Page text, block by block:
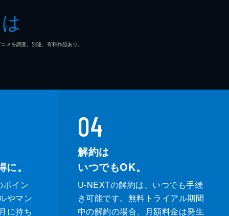
を調査。別途、有料作品あり。
。
ポイン
やマン
に持ち
04
解約は
いつでもOK。
U-NEXTの解約は、いつでも手続
き可能です。無料トライアル期間
中の解約の場合、月額料金は発生